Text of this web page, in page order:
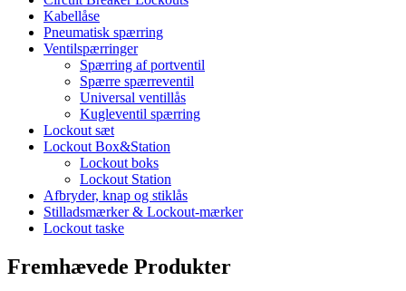
Kabellåse
Pneumatisk spærring
Ventilspærringer
Spærring af portventil
Spærre spærreventil
Universal ventillås
Kugleventil spærring
Lockout sæt
Lockout Box&Station
Lockout boks
Lockout Station
Afbryder, knap og stiklås
Stilladsmærker & Lockout-mærker
Lockout taske
Fremhævede Produkter